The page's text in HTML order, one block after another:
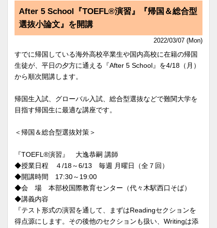
After 5 School『TOEFL®演習』『帰国＆総合型
選抜小論文』を開講
2022/03/07 (Mon)
すでに帰国している海外高校卒業生や国内高校に在籍の帰国
生徒が、平日の夕方に通える『After 5 School』を4/18（月）
から順次開講します。
帰国生入試、グローバル入試、総合型選抜などで難関大学を
目指す帰国生に最適な講座です。
＜帰国＆総合型選抜対策＞
『TOEFL®演習』 大逸恭嗣 講師
◆授業日程 ４/18～6/13 毎週 月曜日（全７回）
◆開講時間 17:30～19:00
◆会 場 本部校国際教育センター（代々木駅西口そば）
◆講義内容
『テスト形式の演習を通して、まずはReadingセクションを
得点源にします。その後他のセクションも扱い、Writingは添